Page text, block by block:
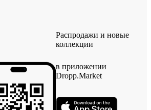
Распродажи и новые
коллекции
в приложении
Dropp.Market